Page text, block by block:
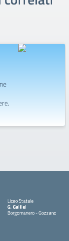
Liceo Statale
G. Galilei
Borgomanero - Gozzano